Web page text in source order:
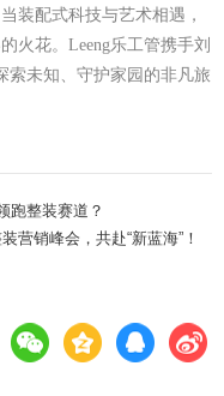
装配式科技与艺术相遇，
火花。Leeng乐工管携手刘
索未知、守护家园的非凡旅
跑整装赛道？
营销峰会，共赴“新蓝海”！